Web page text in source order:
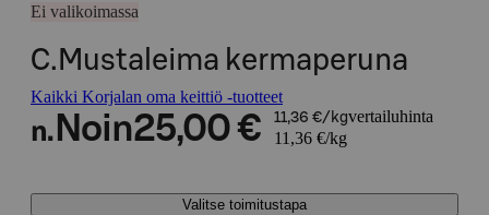
Ei valikoimassa
C.Mustaleima kermaperuna
Kaikki Korjalan oma keittiö -tuotteet
n. Noin25,00 € 11,36 €/kgvertailuhinta
11,36 €/kg
Valitse toimitustapa